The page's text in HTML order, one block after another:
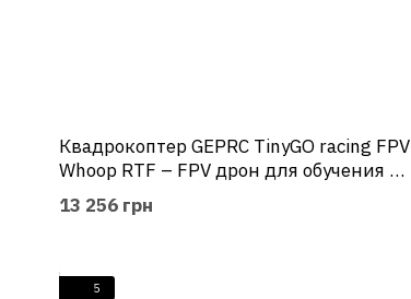
Квадрокоптер GEPRC TinyGO racing FPV
Whoop RTF – FPV дрон для обучения и
фристайлинга
13 256 грн
5